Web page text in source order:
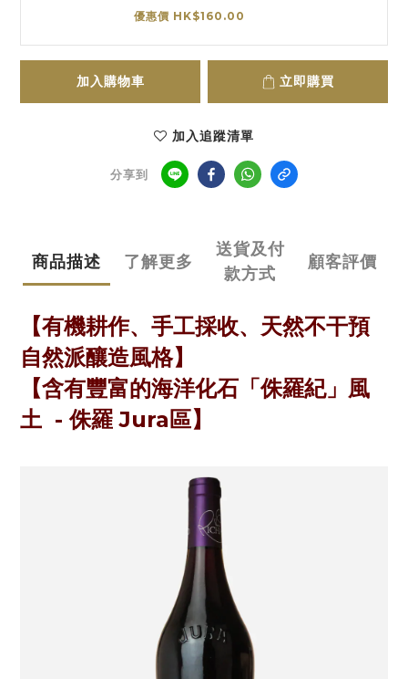
優惠價 HK$160.00
加入購物車 立即購買
加入追蹤清單
分享到
商品描述 了解更多
送貨及付
款方式
顧客評價
【有機耕作、手工採收、天然不干預
自然派釀造風格】
【含有豐富的海洋化石「侏羅紀」風
土 - 侏羅 Jura區】